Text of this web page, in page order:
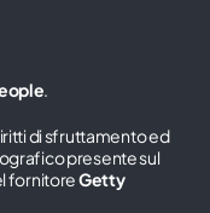
.
di sfruttamento ed
presente sul
fornitoreGetty